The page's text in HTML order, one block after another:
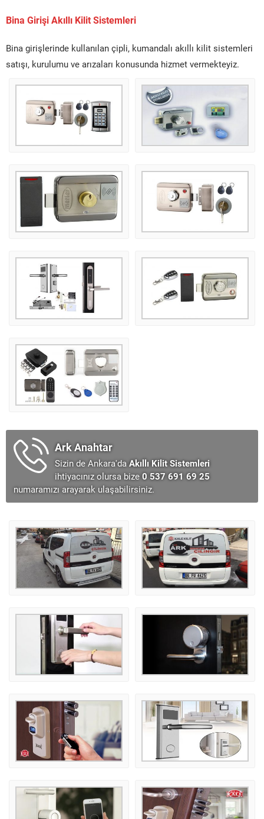
Bina Girişi Akıllı Kilit Sistemleri
Bina girişlerinde kullanılan çipli, kumandalı akıllı kilit sistemleri
satışı, kurulumu ve arızaları konusunda hizmet vermekteyiz.
Ark Anahtar
Sizin de Ankara'daAkıllı Kilit Sistemleri
ihtiyacınız olursa bize0 537 691 69 25
numaramızı arayarak ulaşabilirsiniz.